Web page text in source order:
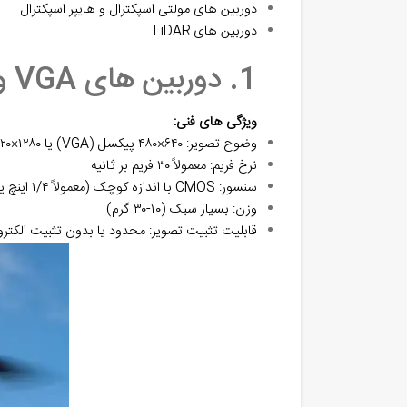
دوربین‌ های مولتی‌ اسپکترال و هایپر اسپکترال
دوربین‌ های LiDAR
1. دوربین ‌های VGA و HD (۷۲۰p)
ویژگی‌ های فنی:
وضوح تصویر: ۶۴۰×۴۸۰ پیکسل (VGA) یا ۱۲۸۰×۷۲۰ پیکسل (HD)
نرخ فریم: معمولاً ۳۰ فریم بر ثانیه
سنسور: CMOS با اندازه کوچک (معمولاً ۱/۴ اینچ یا کوچک ‌تر)
وزن: بسیار سبک (۱۰-۳۰ گرم)
قابلیت تثبیت تصویر: محدود یا بدون تثبیت